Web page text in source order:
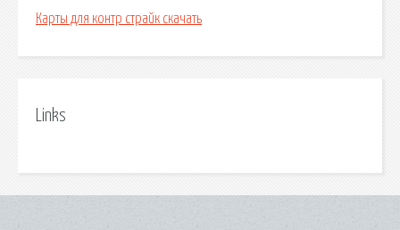
Карты для контр страйк скачать
Links